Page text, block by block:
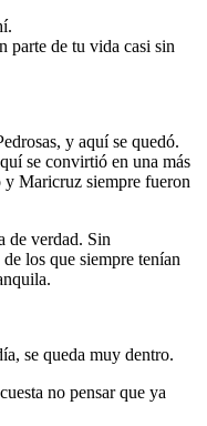
parte de tu vida casi sin
y aquí se quedó.
se convirtió en una más
Maricruz siempre fueron
de verdad. Sin
los que siempre tenían
se queda muy dentro.
no pensar que ya